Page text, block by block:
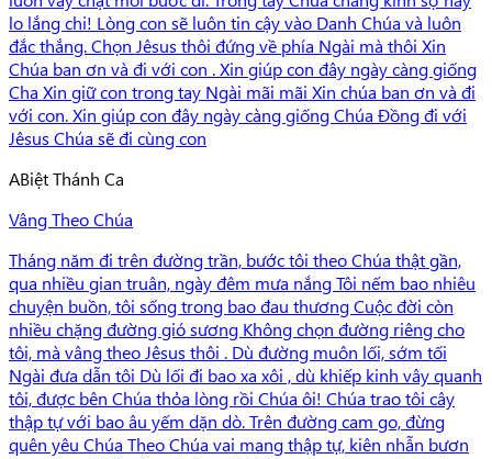
lo lắng chi! Lòng con sẽ luôn tin cậy vào Danh Chúa và luôn
đắc thắng. Chọn Jêsus thôi đứng về phía Ngài mà thôi Xin
Chúa ban ơn và đi với con . Xin giúp con đây ngày càng giống
Cha Xin giữ con trong tay Ngài mãi mãi Xin chúa ban ơn và đi
với con. Xin giúp con đây ngày càng giống Chúa Đồng đi với
Jêsus Chúa sẽ đi cùng con
ABiệt Thánh Ca
Vâng Theo Chúa
Tháng năm đi trên đường trần, bước tôi theo Chúa thật gần,
qua nhiều gian truân, ngày đêm mưa nắng Tôi nếm bao nhiêu
chuyện buồn, tôi sống trong bao đau thương Cuộc đời còn
nhiều chặng đường gió sương Không chọn đường riêng cho
tôi, mà vâng theo Jêsus thôi . Dù đường muôn lối, sớm tối
Ngài đưa dẫn tôi Dù lối đi bao xa xôi , dù khiếp kinh vây quanh
tôi, được bên Chúa thỏa lòng rồi Chúa ôi! Chúa trao tôi cây
thập tự với bao âu yếm dặn dò. Trên đường cam go, đừng
quên yêu Chúa Theo Chúa vai mang thập tự, kiên nhẫn bươn